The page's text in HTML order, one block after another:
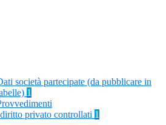
società partecipate (da pubblicare in
1
privato controllati 1